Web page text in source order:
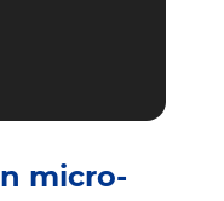
micro-